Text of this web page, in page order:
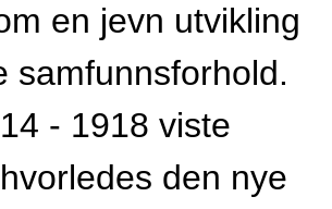
en jevn utvikling
samfunnsforhold.
- 1918 viste
den nye